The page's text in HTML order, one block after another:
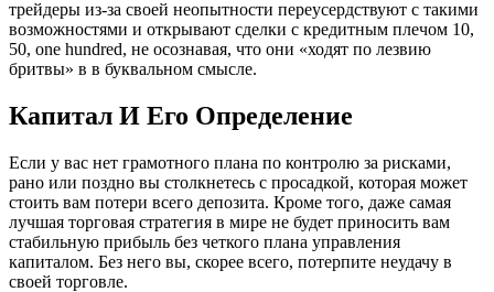
трейдеры из-за своей неопытности переусердствуют с такими
возможностями и открывают сделки с кредитным плечом 10,
50, one hundred, не осознавая, что они «ходят по лезвию
бритвы» в в буквальном смысле.
Капитал И Его Определение
Если у вас нет грамотного плана по контролю за рисками,
рано или поздно вы столкнетесь с просадкой, которая может
стоить вам потери всего депозита. Кроме того, даже самая
лучшая торговая стратегия в мире не будет приносить вам
стабильную прибыль без четкого плана управления
капиталом. Без него вы, скорее всего, потерпите неудачу в
своей торговле.